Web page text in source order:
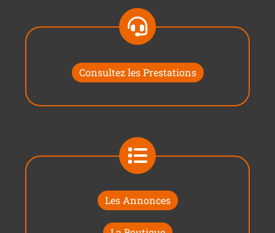
Consultez les Prestations
Les Annonces